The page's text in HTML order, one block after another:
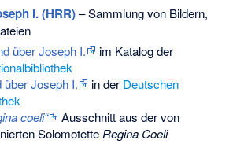
I. (HRR)– Sammlung von Bildern,
über Joseph I.
im Katalog der
Joseph I.
in der Deutschen
coeli“
Ausschnitt aus der von
Solomotette Regina Coeli